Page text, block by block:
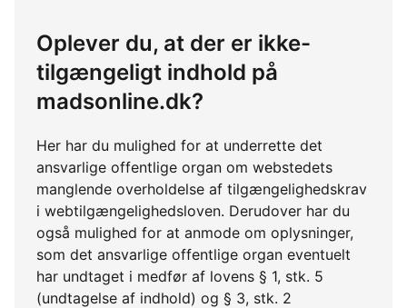
Oplever du, at der er ikke-
tilgængeligt indhold på
madsonline.dk?
Her har du mulighed for at underrette det
ansvarlige offentlige organ om webstedets
manglende overholdelse af tilgængelighedskrav
i webtilgængelighedsloven. Derudover har du
også mulighed for at anmode om oplysninger,
som det ansvarlige offentlige organ eventuelt
har undtaget i medfør af lovens § 1, stk. 5
(undtagelse af indhold) og § 3, stk. 2